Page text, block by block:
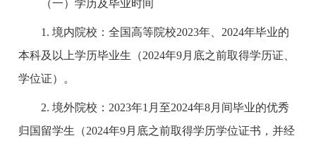
（一）学历及毕业时间
1.境内院校 ：全国高等院校2023年、2024年毕业的
本科及以上学历毕业生（2024年9月底之前取得学历证、
学位证）。
2.境外院校 ： 2023年1月至2024年8月间毕业的优秀
归国留学生（2024年9月底之前取得学历学位证书，并经